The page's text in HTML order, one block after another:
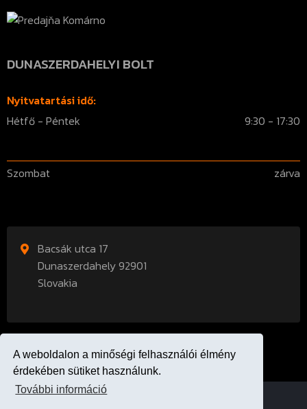
A weboldalon a minőségi felhasználói élmény
érdekében sütiket használunk.
További információ
DUNASZERDAHELYI BOLT
Nyitvatartási idő:
Hétfő - Péntek
9:30 - 17:30
Szombat zárva
Bacsák utca 17
Dunaszerdahely 92901
Slovakia